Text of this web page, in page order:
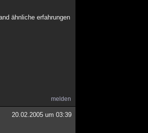
ähnliche erfahrungen
melden
20.02.2005 um 03:39